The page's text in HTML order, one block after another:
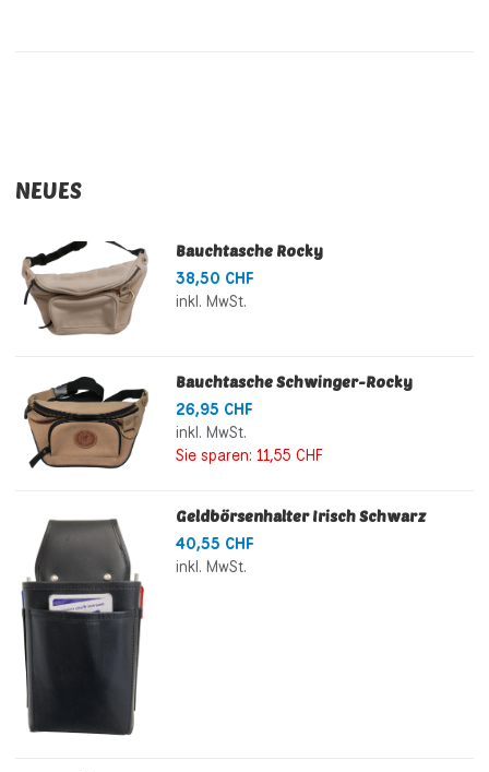
NEUES
Bauchtasche Rocky
38,50 CHF
inkl. MwSt.
Bauchtasche Schwinger-Rocky
26,95 CHF
inkl. MwSt.
Sie sparen: 11,55 CHF
Geldbörsenhalter Irisch Schwarz
40,55 CHF
inkl. MwSt.